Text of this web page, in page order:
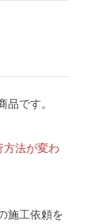
です。
法が変わ
施工依頼を